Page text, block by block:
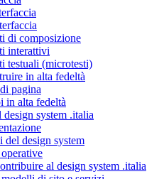
di composizione
interattivi
testuali (microtesti)
in alta fedeltà
pagina
in alta fedeltà
system .italia
del design system
al design system .italia